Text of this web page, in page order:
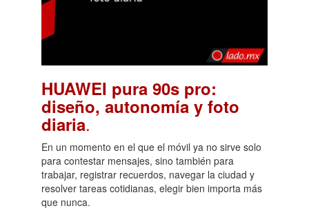
HUAWEI pura 90s pro:
diseño, autonomía y foto
diaria.
En un momento en el que el móvil ya no sirve solo
para contestar mensajes, sino también para
trabajar, registrar recuerdos, navegar la ciudad y
resolver tareas cotidianas, elegir bien importa más
que nunca.